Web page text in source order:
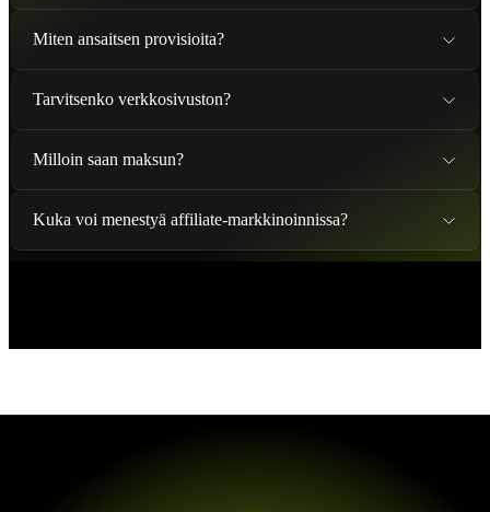
Miten ansaitsen provisioita?
Tarvitsenko verkkosivuston?
Milloin saan maksun?
Kuka voi menestyä affiliate-markkinoinnissa?